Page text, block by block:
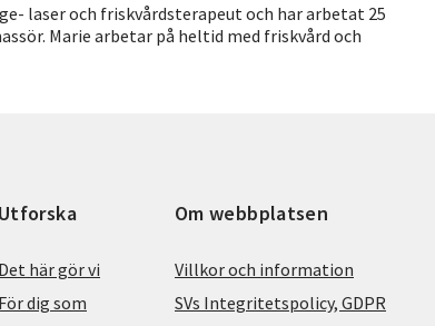
laser och friskvårdsterapeut och har arbetat 25
Marie arbetar på heltid med friskvård och
Utforska
Det här gör vi
För dig som
Om webbplatsen
Villkor och information
SVs Integritetspolicy, GDPR